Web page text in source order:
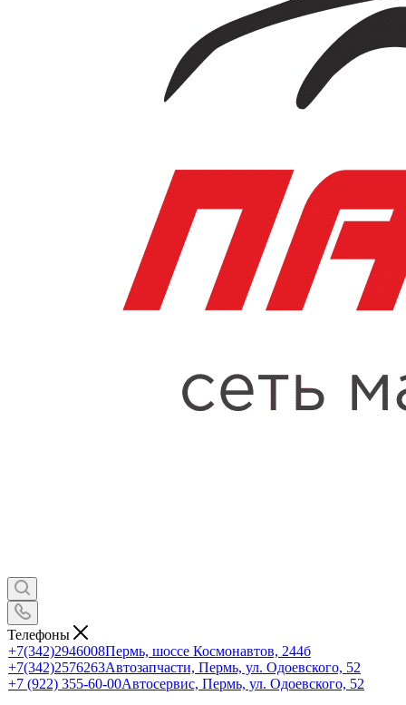
Телефоны
+7(342)2946008Пермь, шоссе Космонавтов, 244б
+7(342)2576263Автозапчасти, Пермь, ул. Одоевского, 52
+7 (922) 355-60-00Автосервис, Пермь, ул. Одоевского, 52